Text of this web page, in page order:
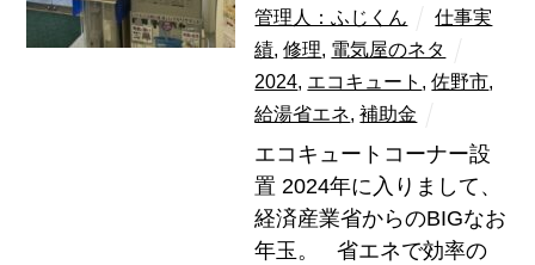
管理人：ふじくん
仕事実
績,修理, 電気屋のネタ
2024, エコキュート ,佐野市,
給湯省エネ,補助金
エコキュートコーナー設
置 2024年に入りまして、
経済産業省からのBIGなお
年玉。 省エネで効率の